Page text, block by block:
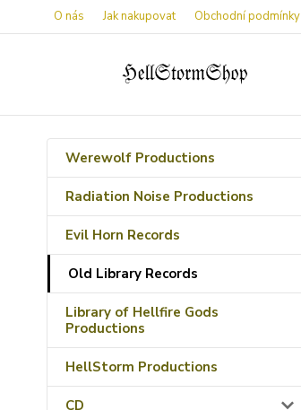
O nás Jak nakupovat Obchodní podmínky
Werewolf Productions
Radiation Noise Productions
Evil Horn Records
Old Library Records
Library of Hellfire Gods
Productions
HellStorm Productions
CD